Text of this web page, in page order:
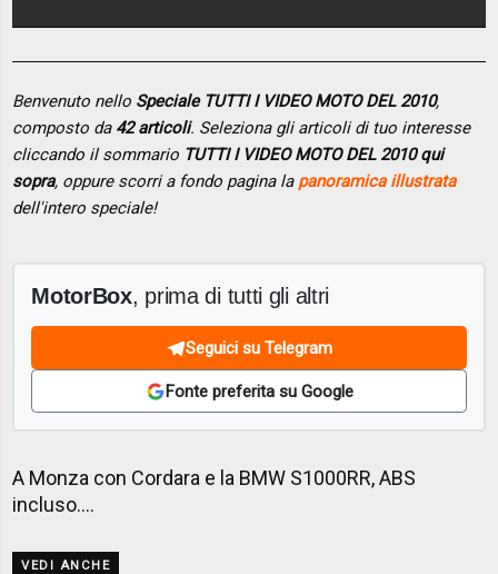
Benvenuto nello Speciale TUTTI I VIDEO MOTO DEL 2010,
composto da 42 articoli. Seleziona gli articoli di tuo interesse
cliccando il sommario TUTTI I VIDEO MOTO DEL 2010 qui
sopra, oppure scorri a fondo pagina la panoramica illustrata
dell'intero speciale!
MotorBox, prima di tutti gli altri
Seguici su Telegram
Fonte preferita su Google
A Monza con Cordara e la BMW S1000RR, ABS
incluso....
VEDI ANCHE